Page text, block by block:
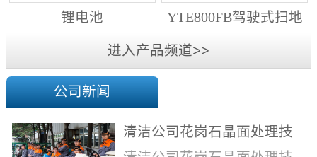
锂电池
YTE800FB驾驶式扫地
进入产品频道>>
公司新闻
清洁公司花岗石晶面处理技
术方案